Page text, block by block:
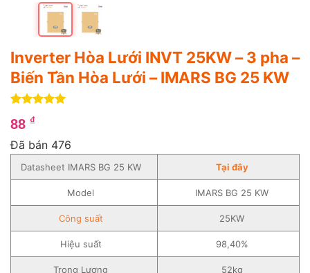
Inverter Hòa Lưới INVT 25KW – 3 pha –
Biến Tần Hòa Lưới – IMARS BG 25 KW
trên 5
dựa trên
88 ₫
Đã bán 476
Datasheet IMARS BG 25 KW Tại đây
Model IMARS BG 25 KW
Công suất 25KW
Hiệu suất 98,40%
Trọng Lượng 52kg